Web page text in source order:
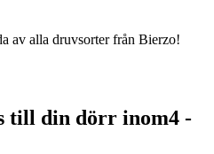
av alla druvsorter från Bierzo!
till din dörr inom4 -